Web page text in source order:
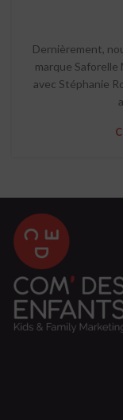
Dernièrement,
marque
avec Stéphanie